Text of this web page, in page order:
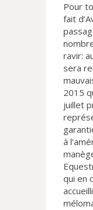
Pour
fait
ravir:
sera
2015
juillet
à
qui en